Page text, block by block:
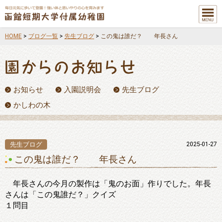
メニュ
HOME > ブログ一覧 > 先生ブログ > この鬼は誰だ？ 年長さん
お知らせ 入園説明会
先生ブログ
かしわの木
先生ブログ 2025-01-27
この鬼は誰だ？ 年長さん
年長さんの今月の製作は「鬼のお面」作りでした。年長
さんは「この鬼誰だ？」クイズ
１問目